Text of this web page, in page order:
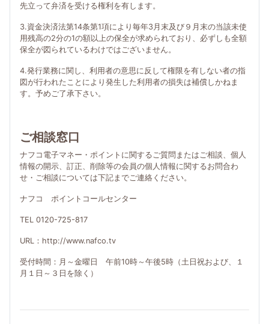
先立って弁済を受ける権利を有します。
3.資金決済法第14条第1項により毎年3月末及び９月末の当該未使
用残高の2分の1の額以上の保全が求められており、必ずしも全額
保全が図られているわけではございません。
4.発行業務に関し、利用者の意思に反して権限を有しない者の指
図が行われたことにより発生した利用者の損失は補償しかねま
す。予めご了承下さい。
ご相談窓口
ナフコ電子マネー・ポイントに関するご質問またはご相談、個人
情報の開示、訂正、削除等の会員の個人情報に関するお問合わ
せ・ご相談については下記までご連絡ください。
ナフコ ポイントコールセンター
TEL 0120-725-817
URL：http://www.nafco.tv
受付時間：月～金曜日 午前10時～午後5時（土日祝および、１
月１日～３日を除く）